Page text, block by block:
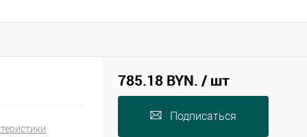
785.18 BYN. / шт
Подписаться